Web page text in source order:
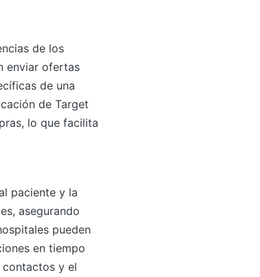
de los
enviar ofertas
de una
de Target
lo que facilita
paciente y la
asegurando
pueden
en tiempo
contactos y el